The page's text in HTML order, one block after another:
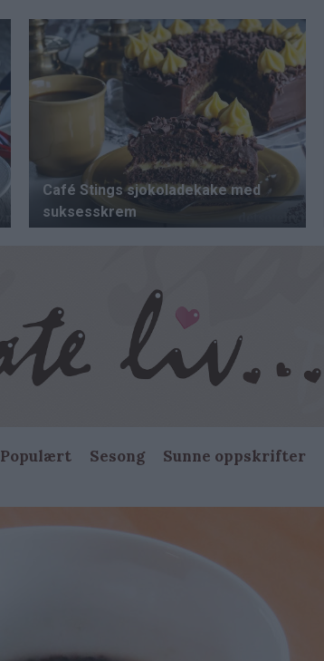
Populært Sesong Sunne oppskrifter